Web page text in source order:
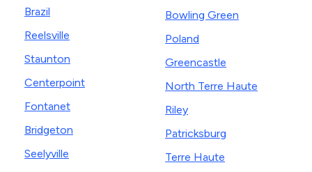
Brazil
Reelsville
Staunton
Centerpoint
Fontanet
Bridgeton
Seelyville
Bowling Green
Poland
Greencastle
North Terre Haute
Riley
Patricksburg
Terre Haute